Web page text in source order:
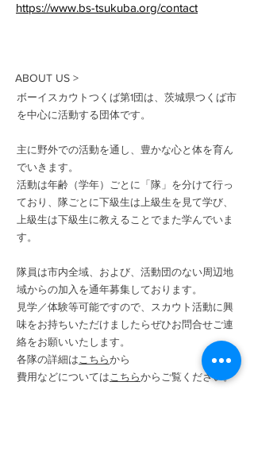
https://www.bs-tsukuba.org/contact
ABOUT US >
ボーイスカウトつくば第1団は、茨城県つくば市
を中心に活動する団体です。
主に野外での活動を通し、豊かな心と体を育ん
でいきます。
活動は年齢（学年）ごとに「隊」を分けて行っ
ており、隊ごとに下級生は上級生を見て学び、
上級生は下級生に教えることでまた学んでいま
す。
隊員は市内全域、および、活動団のない周辺地
域からの加入を通年募集しております。
見学／体験等可能ですので、スカウト活動に興
味をお持ちいただけましたらぜひお問合せご連
絡をお願いいたします。
各隊の詳細はこちらから
費用などについてはこちらからご覧ください。